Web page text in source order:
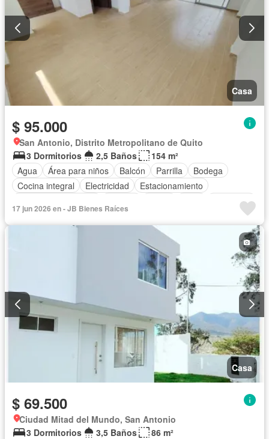
Casa
$ 95.000
San Antonio, Distrito Metropolitano de Quito
3 Dormitorios
2,5 Baños
154 m²
Agua
Área para niños Balcón Parrilla
Bodega
Cocina integral
Electricidad
Estacionamiento
Seguridad
Terraza
Vista panorámica
17 jun 2026 en - JB Bienes Raíces
Casa
$ 69.500
Ciudad Mitad del Mundo, San Antonio
3 Dormitorios
3,5 Baños
86 m²